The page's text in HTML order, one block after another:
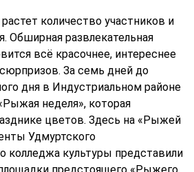
количество участников и
Обширная развлекательная
всё красочнее, интереснее
За семь дней до
дня в Индустриальном районе
неделя», которая
цветов. Здесь на «Рыжей
Удмуртского
колледжа культуры представили